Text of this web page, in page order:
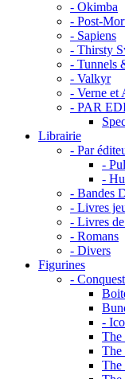
- Okimba
- Post-
- Sapiens
- Thirsty
- Tunnels
- Valkyr
- Verne et
- PAR
Librairie
- Par
-
-
- Bandes
- Livres
- Livres
- Romans
- Divers
Figurines
- Conquest
-
The
The
The